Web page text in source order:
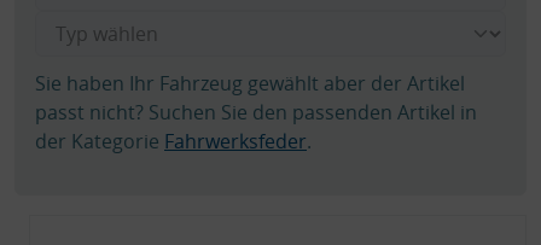
Sie haben Ihr Fahrzeug gewählt aber der Artikel
passt nicht? Suchen Sie den passenden Artikel in
der Kategorie Fahrwerksfeder.